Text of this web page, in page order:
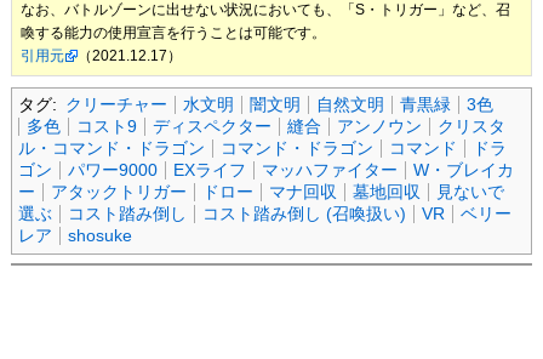
なお、バトルゾーンに出せない状況においても、「S・トリガー」など、召
喚する能力の使用宣言を行うことは可能です。
引用元
（2021.12.17）
タグ: クリーチャー 水文明 闇文明 自然文明 青黒緑
3色
多色
コスト9 ディスペクター 縫合 アンノウン
クリスタ
ル・コマンド・ドラゴン
コマンド・ドラゴン コマンド
ドラ
ゴン
パワー9000 EXライフ マッハファイター
W・ブレイカ
ー
アタックトリガー ドロー マナ回収 墓地回収
見ないで
選ぶ
コスト踏み倒し コスト踏み倒し (召喚扱い) VR
ベリー
レア
shosuke